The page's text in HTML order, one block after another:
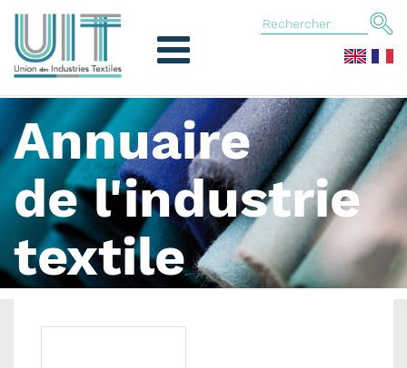
Annuaire
de l'industrie
textile